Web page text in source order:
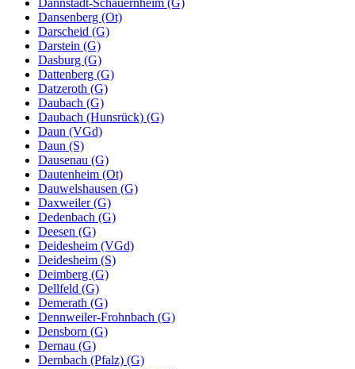
Dansenberg (Ot)
Darscheid (G)
Darstein (G)
Dasburg (G)
Dattenberg (G)
Datzeroth (G)
Daubach (G)
Daubach (Hunsrück) (G)
Daun (VGd)
Daun (S)
Dausenau (G)
Dautenheim (Ot)
Dauwelshausen (G)
Daxweiler (G)
Dedenbach (G)
Deesen (G)
Deidesheim (VGd)
Deidesheim (S)
Deimberg (G)
Dellfeld (G)
Demerath (G)
Dennweiler-Frohnbach (G)
Densborn (G)
Dernau (G)
Dernbach (Pfalz) (G)